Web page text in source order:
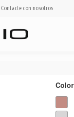
Contacte con nosotros
Color